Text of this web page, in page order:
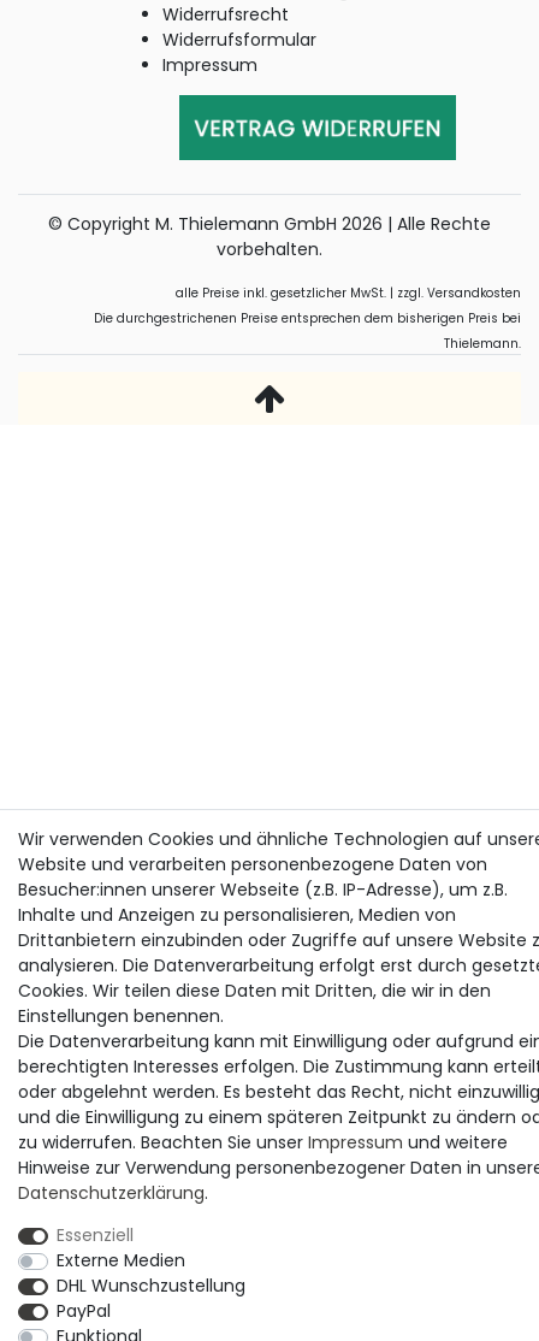
Widerrufsrecht
Widerrufsformular
Impressum
© Copyright M. Thielemann GmbH 2026 | Alle Rechte
vorbehalten.
alle Preise inkl. gesetzlicher MwSt. | zzgl. Versandkosten
Die durchgestrichenen Preise entsprechen dem bisherigen Preis bei
Thielemann.
Wir verwenden Cookies und ähnliche Technologien auf
Website und verarbeiten personenbezogene Daten von
Besucher:innen unserer Webseite (z.B. IP-Adresse), um z.B.
Inhalte und Anzeigen zu personalisieren, Medien von
Drittanbietern einzubinden oder Zugriffe auf unsere Website
analysieren. Die Datenverarbeitung erfolgt erst durch
Cookies. Wir teilen diese Daten mit Dritten, die wir in den
Einstellungen benennen.
Die Datenverarbeitung kann mit Einwilligung oder aufgrund
berechtigten Interesses erfolgen. Die Zustimmung kann
oder abgelehnt werden. Es besteht das Recht, nicht
und die Einwilligung zu einem späteren Zeitpunkt zu ändern
zu widerrufen. Beachten Sie unser Impressum und weitere
Hinweise zur Verwendung personenbezogener Daten in
Daten­schutz­erklärung.
Essenziell
Externe Medien
DHL Wunschzustellung
PayPal
Funktional